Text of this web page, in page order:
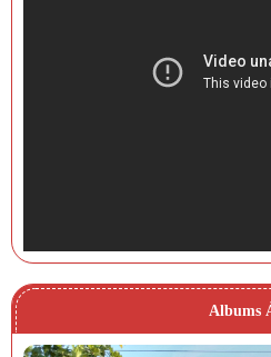
Albums